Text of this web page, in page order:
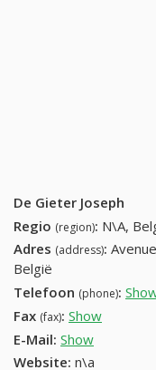
De Gieter Joseph
Regio (region): N\A,
Adres (address):
België
Telefoon (phone):
Fax (fax): Show
E-Mail: Show
Website: n\a